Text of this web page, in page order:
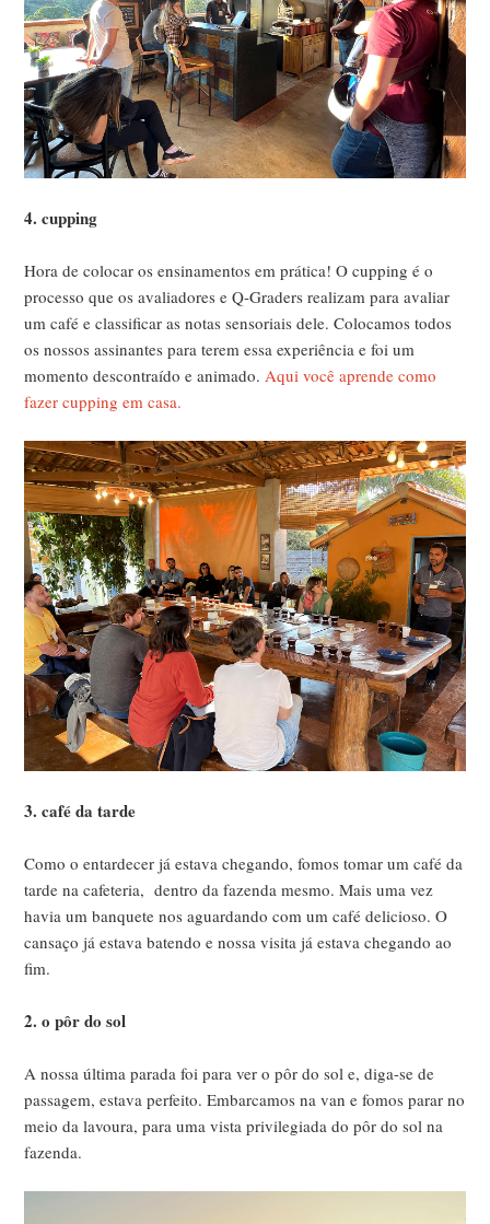
4. cupping
Hora de colocar os ensinamentos em prática! O cupping é o
processo que os avaliadores e Q-Graders realizam para avaliar
um café e classificar as notas sensoriais dele. Colocamos todos
os nossos assinantes para terem essa experiência e foi um
momento descontraído e animado. Aqui você aprende como
fazer cupping em casa.
3. café da tarde
Como o entardecer já estava chegando, fomos tomar um café da
tarde na cafeteria, dentro da fazenda mesmo. Mais uma vez
havia um banquete nos aguardando com um café delicioso. O
cansaço já estava batendo e nossa visita já estava chegando ao
fim.
2. o pôr do sol
A nossa última parada foi para ver o pôr do sol e, diga-se de
passagem, estava perfeito. Embarcamos na van e fomos parar no
meio da lavoura, para uma vista privilegiada do pôr do sol na
fazenda.